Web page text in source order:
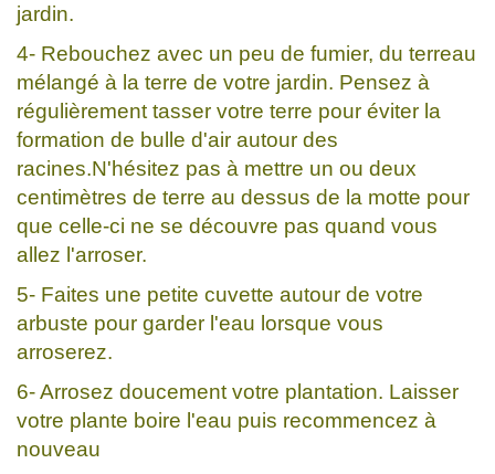
jardin.
4- Rebouchez avec un peu de fumier, du terreau
mélangé à la terre de votre jardin. Pensez à
régulièrement tasser votre terre pour éviter la
formation de bulle d'air autour des
racines.N'hésitez pas à mettre un ou deux
centimètres de terre au dessus de la motte pour
que celle-ci ne se découvre pas quand vous
allez l'arroser.
5- Faites une petite cuvette autour de votre
arbuste pour garder l'eau lorsque vous
arroserez.
6- Arrosez doucement votre plantation. Laisser
votre plante boire l'eau puis recommencez à
nouveau